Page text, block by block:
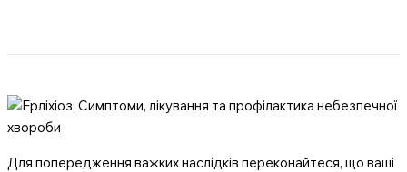
Для попередження важких наслідків переконайтеся, що ваші